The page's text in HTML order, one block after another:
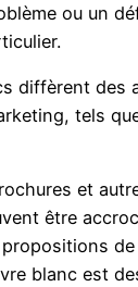
ou un
diffèrent des
tels
et
être
blanc est